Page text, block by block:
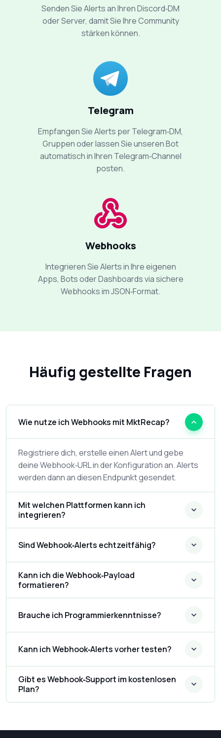
Senden Sie Alerts an Ihren Discord‑DM
oder Server, damit Sie Ihre Community
stärken können.
Telegram
Empfangen Sie Alerts per Telegram‑DM,
Gruppen oder lassen Sie unseren Bot
automatisch in Ihren Telegram‑Channel
posten.
Webhooks
Integrieren Sie Alerts in Ihre eigenen
Apps, Bots oder Dashboards via sichere
Webhooks im JSON‑Format.
Häufig gestellte Fragen
Wie nutze ich Webhooks mit MktRecap?
Registriere dich, erstelle einen Alert und gebe
deine Webhook‑URL in der Konfiguration an. Alerts
werden dann an diesen Endpunkt gesendet.
Mit welchen Plattformen kann ich
integrieren?
Sind Webhook‑Alerts echtzeitfähig?
Kann ich die Webhook‑Payload
formatieren?
Brauche ich Programmierkenntnisse?
Kann ich Webhook‑Alerts vorher testen?
Gibt es Webhook‑Support im kostenlosen
Plan?